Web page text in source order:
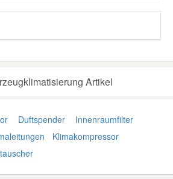
Artikel
Duftspender
Innenraumfilter
Klimakompressor